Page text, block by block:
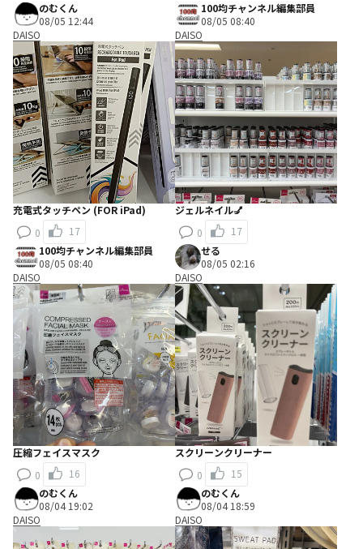
のむくん
08/05 12:44
DAISO
充電式タッチペン (FOR iPad)
0
17
100均チャンネル編集部員
08/05 08:40
DAISO
ジェルネイル💅
0
17
100均チャンネル編集部員
08/05 08:40
DAISO
圧縮フェイスマスク
0
16
せる
08/05 02:16
DAISO
スクリーンクリーナー
0
15
のむくん
08/04 19:02
DAISO
のむくん
08/04 18:59
DAISO